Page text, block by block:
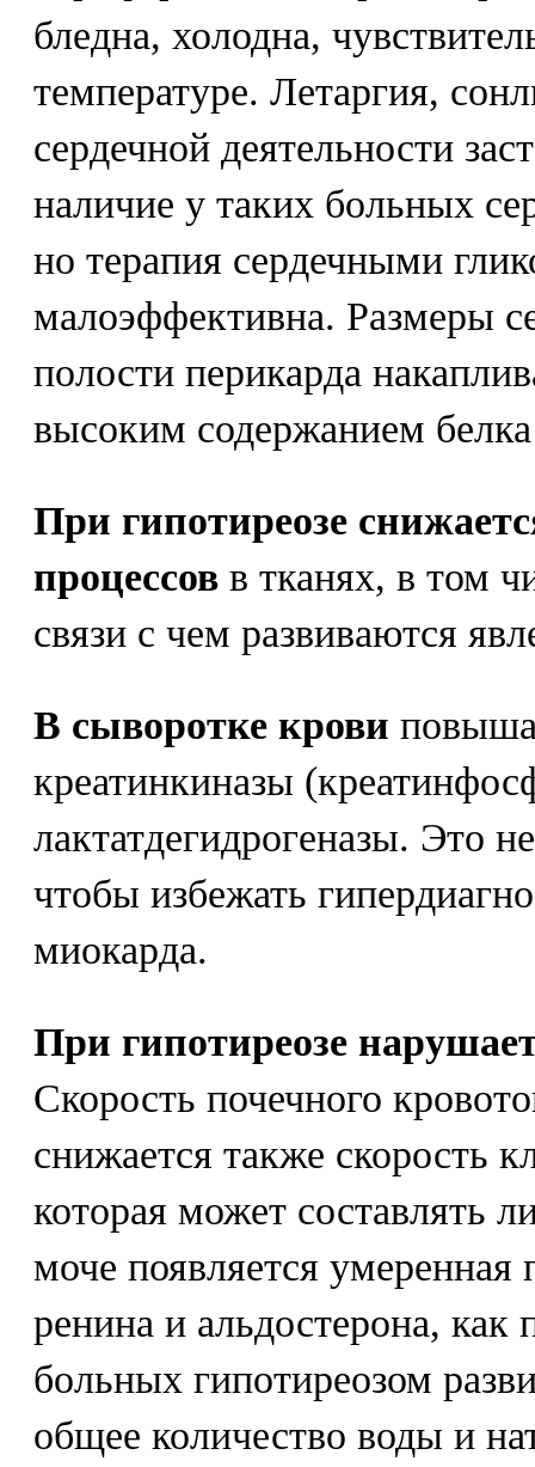
бледна, холодна,
температуре. Летаргия,
сердечной деятельности
наличие у таких больных
но терапия сердечными
малоэффективна. Размеры
полости перикарда
высоким содержанием
При гипотиреозе
процессов в тканях, в том
связи с чем развиваются
В сыворотке крови
креатинкиназы
лактатдегидрогеназы. Это
чтобы избежать
миокарда.
При гипотиреозе
Скорость почечного
снижается также скорость
которая может составлять
моче появляется
ренина и альдостерона,
больных гипотиреозом
общее количество воды и